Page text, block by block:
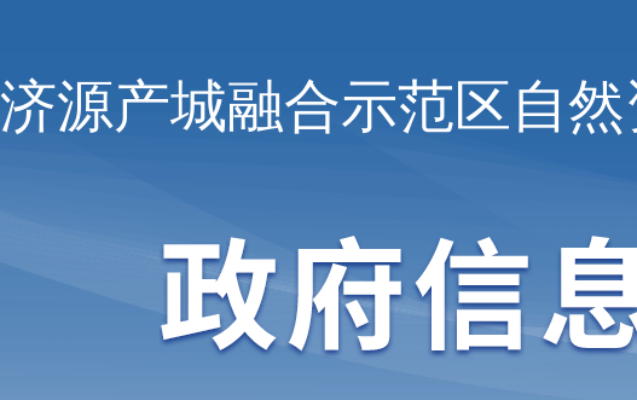
济源产城融合示范区自